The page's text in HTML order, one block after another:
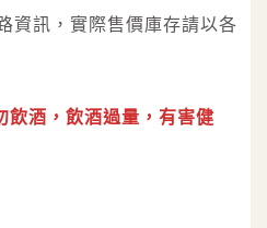
資訊，實際售價庫存請以各
飲酒，飲酒過量，有害健